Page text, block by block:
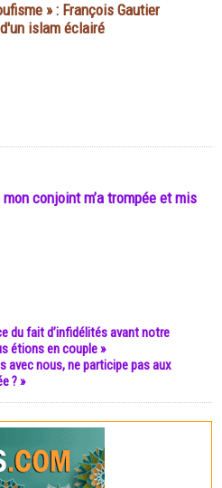
» : François Gautier
islam éclairé
conjoint m’a trompée et mis
du fait d’infidélités avant notre
étions en couple »
avec nous, ne participe pas aux
? »